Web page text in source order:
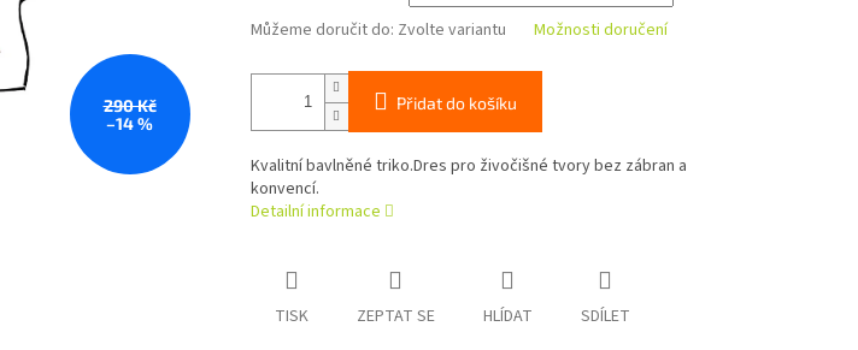
290 Kč
–14 %
Můžeme doručit do: Zvolte variantu Možnosti doručení
Přidat do košíku
Kvalitní bavlněné triko.Dres pro živočišné tvory bez zábran a
konvencí.
Detailní informace
TISK ZEPTAT SE HLÍDAT SDÍLET